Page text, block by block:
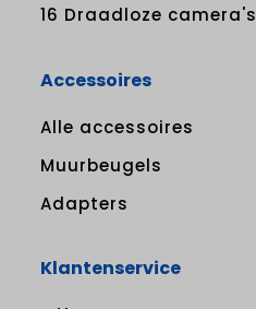
16 Draadloze camera's
Accessoires
Alle accessoires
Muurbeugels
Adapters
Klantenservice